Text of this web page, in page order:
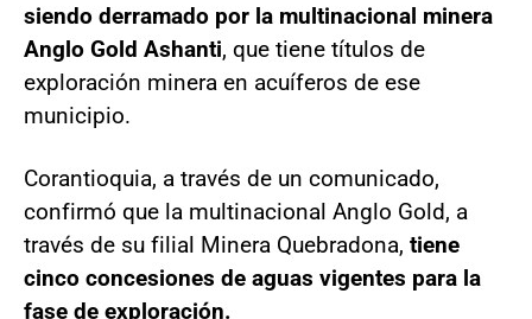
siendo derramado por la multinacional minera
Anglo Gold Ashanti, que tiene títulos de
exploración minera en acuíferos de ese
municipio.
Corantioquia, a través de un comunicado,
confirmó que la multinacional Anglo Gold, a
través de su filial Minera Quebradona, tiene
cinco concesiones de aguas vigentes para la
fase de exploración.